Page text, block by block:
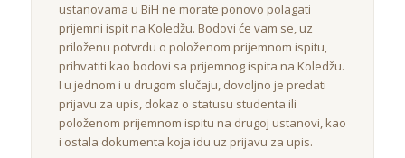
ustanovama u BiH ne morate ponovo polagati
prijemni ispit na Koledžu. Bodovi će vam se, uz
priloženu potvrdu o položenom prijemnom ispitu,
prihvatiti kao bodovi sa prijemnog ispita na Koledžu.
I u jednom i u drugom slučaju, dovoljno je predati
prijavu za upis, dokaz o statusu studenta ili
položenom prijemnom ispitu na drugoj ustanovi, kao
i ostala dokumenta koja idu uz prijavu za upis.